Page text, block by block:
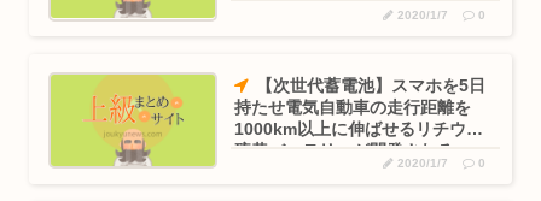
2020/1/7 0
【次世代蓄電池】スマホを5日
持たせ電気自動車の走行距離を
1000km以上に伸ばせるリチウム
硫黄バッテリーが開発される
2020/1/7 0